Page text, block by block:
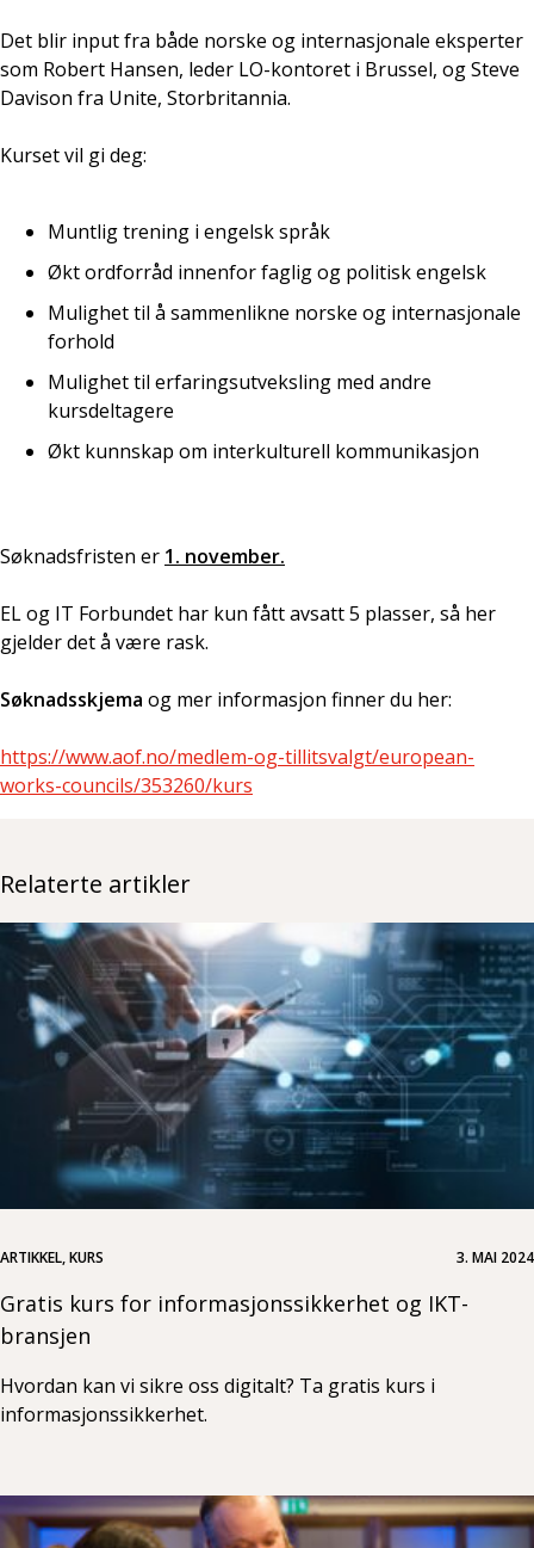
Det blir input fra både norske og internasjonale eksperter
som Robert Hansen, leder LO-kontoret i Brussel, og Steve
Davison fra Unite, Storbritannia.
Kurset vil gi deg:
Muntlig trening i engelsk språk
Økt ordforråd innenfor faglig og politisk engelsk
Mulighet til å sammenlikne norske og internasjonale
forhold
Mulighet til erfaringsutveksling med andre
kursdeltagere
Økt kunnskap om interkulturell kommunikasjon
Søknadsfristen er 1. november.
EL og IT Forbundet har kun fått avsatt 5 plasser, så her
gjelder det å være rask.
Søknadsskjema og mer informasjon finner du her:
https://www.aof.no/medlem-og-tillitsvalgt/european-
works-councils/353260/kurs
Relaterte artikler
ARTIKKEL, KURS 3. MAI 2024
Gratis kurs for informasjonssikkerhet og IKT-
bransjen
Hvordan kan vi sikre oss digitalt? Ta gratis kurs i
informasjonssikkerhet.